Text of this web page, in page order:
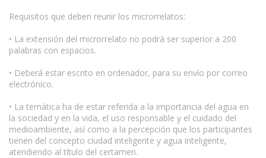
Requisitos que deben reunir los microrrelatos:
• La extensión del microrrelato no podrá ser superior a 200
palabras con espacios.
• Deberá estar escrito en ordenador, para su envío por correo
electrónico.
• La temática ha de estar referida a la importancia del agua en
la sociedad y en la vida, el uso responsable y el cuidado del
medioambiente, así como a la percepción que los participantes
tienen del concepto ciudad inteligente y agua inteligente,
atendiendo al título del certamen.